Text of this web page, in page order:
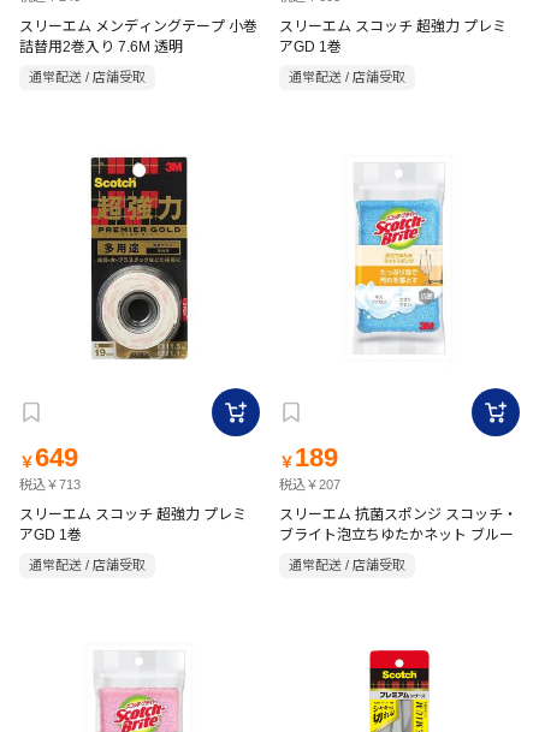
スリーエム メンディングテープ 小巻
詰替用2巻入り 7.6M 透明
通常配送 / 店舗受取
スリーエム スコッチ 超強力 プレミ
アGD 1巻
通常配送 / 店舗受取
￥649
税込￥713
スリーエム スコッチ 超強力 プレミ
アGD 1巻
通常配送 / 店舗受取
￥ 189
税込￥207
スリーエム 抗菌スポンジ スコッチ・
ブライト泡立ちゆたかネット ブルー
通常配送 / 店舗受取